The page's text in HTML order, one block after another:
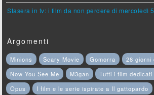
Stasera in tv: i film da non perdere di mercoledì
Argomenti
Minions Scary Movie Gomorra
28 giorni
Now You See Me
M3gan
Tutti i film
Opus
I film e le serie ispirate a Il gattopardo